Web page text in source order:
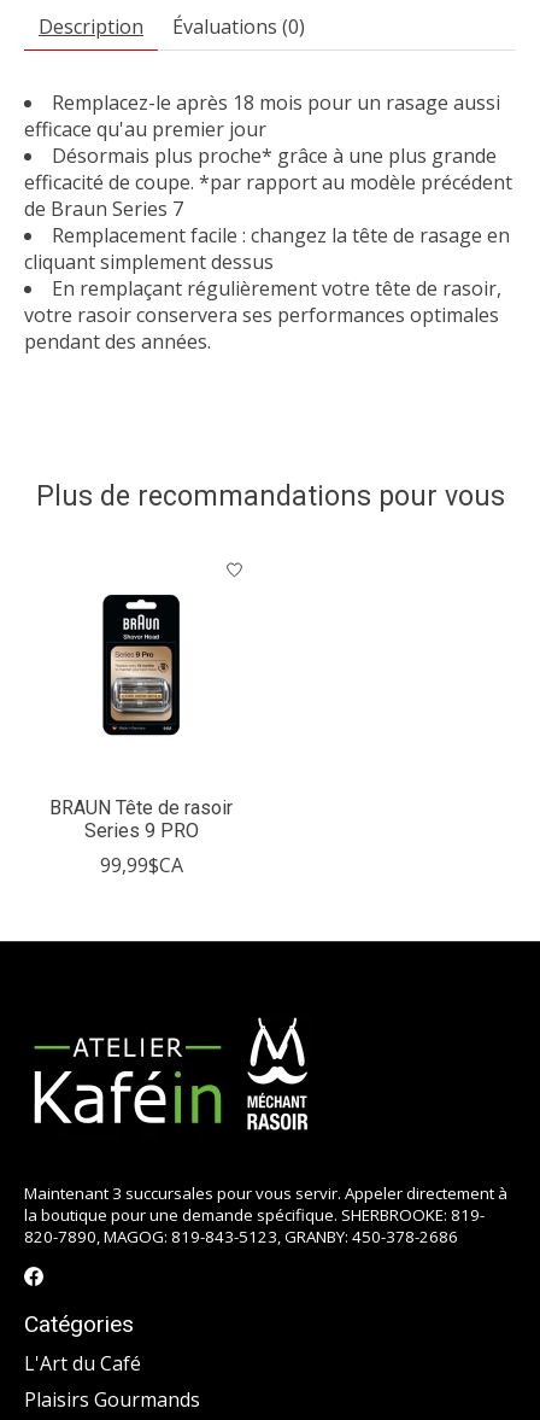
Description Évaluations (0)
Remplacez-le après 18 mois pour un rasage aussi
efficace qu'au premier jour
Désormais plus proche* grâce à une plus grande
efficacité de coupe. *par rapport au modèle précédent
de Braun Series 7
Remplacement facile : changez la tête de rasage en
cliquant simplement dessus
En remplaçant régulièrement votre tête de rasoir,
votre rasoir conservera ses performances optimales
pendant des années.
Plus de recommandations pour vous
Articles du carrousel de produits
BRAUN Tête de rasoir
Series 9 PRO
99,99$CA
Maintenant 3 succursales pour vous servir. Appeler directement à
la boutique pour une demande spécifique. SHERBROOKE: 819-
820-7890, MAGOG: 819-843-5123, GRANBY: 450-378-2686
Catégories
L'Art du Café
Plaisirs Gourmands